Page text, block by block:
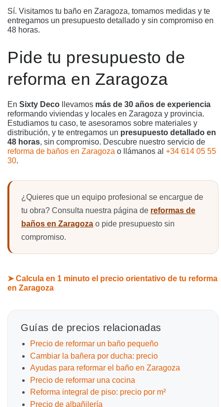
Sí. Visitamos tu baño en Zaragoza, tomamos medidas y te
entregamos un presupuesto detallado y sin compromiso en
48 horas.
Pide tu presupuesto de
reforma en Zaragoza
En Sixty Deco llevamos más de 30 años de experiencia
reformando viviendas y locales en Zaragoza y provincia.
Estudiamos tu caso, te asesoramos sobre materiales y
distribución, y te entregamos un presupuesto detallado en
48 horas, sin compromiso. Descubre nuestro servicio de
reforma de baños en Zaragoza o llámanos al +34 614 05 55
30.
¿Quieres que un equipo profesional se encargue de
tu obra? Consulta nuestra página de reformas de
baños en Zaragoza o pide presupuesto sin
compromiso.
➤ Calcula en 1 minuto el precio orientativo de tu reforma
en Zaragoza
Guías de precios relacionadas
Precio de reformar un baño pequeño
Cambiar la bañera por ducha: precio
Ayudas para reformar el baño en Zaragoza
Precio de reformar una cocina
Reforma integral de piso: precio por m²
Precio de albañilería